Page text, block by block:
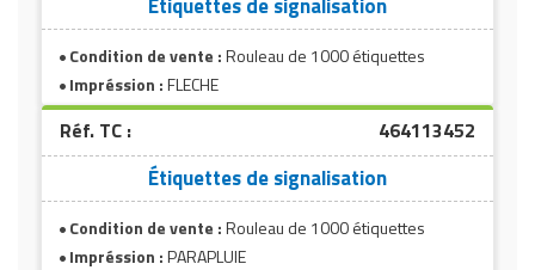
Condition de vente :Rouleau de 1000 étiquettes
Impréssion :FLECHE
Réf. TC : 464113452
Étiquettes de signalisation
Condition de vente :Rouleau de 1000 étiquettes
Impréssion :PARAPLUIE